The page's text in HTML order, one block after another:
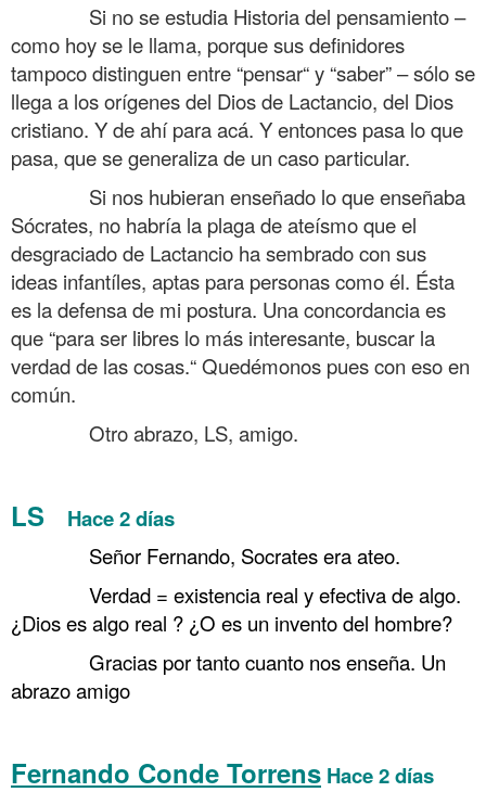
Si no se estudia Historia del pensamiento –
como hoy se le llama, porque sus definidores
tampoco distinguen entre “pensar“ y “saber” – sólo se
llega a los orígenes del Dios de Lactancio, del Dios
cristiano. Y de ahí para acá. Y entonces pasa lo que
pasa, que se generaliza de un caso particular.
Si nos hubieran enseñado lo que enseñaba
Sócrates, no habría la plaga de ateísmo que el
desgraciado de Lactancio ha sembrado con sus
ideas infantíles, aptas para personas como él. Ésta
es la defensa de mi postura. Una concordancia es
que “para ser libres lo más interesante, buscar la
verdad de las cosas.“ Quedémonos pues con eso en
común.
Otro abrazo, LS, amigo.
LS Hace 2 días
Señor Fernando, Socrates era ateo.
Verdad = existencia real y efectiva de algo.
¿Dios es algo real ? ¿O es un invento del hombre?
Gracias por tanto cuanto nos enseña. Un
abrazo amigo
Fernando Conde Torrens Hace 2 días